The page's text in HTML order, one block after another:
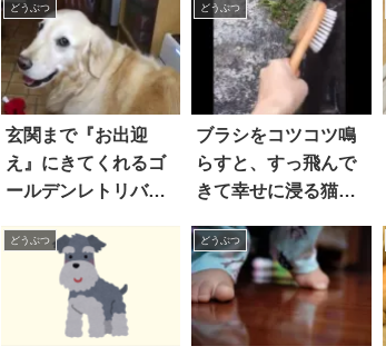
どうぶつ
玄関まで『お出迎
え』にきてくれるゴ
ールデンレトリバ
なお手伝いまで！！
どうぶつ
ブラシをコツコツ鳴
らすと、すっ飛んで
きて幸せに浸る猫が
どうぶつ どうぶつ